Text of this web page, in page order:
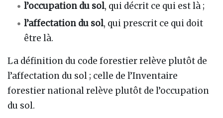
l’occupation du sol, qui décrit ce qui est là ;
l’affectation du sol, qui prescrit ce qui doit
être là.
La définition du code forestier relève plutôt de
l’affectation du sol ; celle de l’Inventaire
forestier national relève plutôt de l’occupation
du sol.